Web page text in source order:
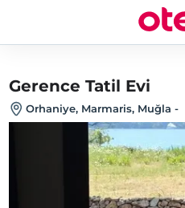
Gerence Tatil Evi
Orhaniye, Marmaris, Muğla -